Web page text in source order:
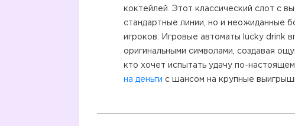
коктейлей. Этот классический слот с
стандартные линии, но и неожиданные
игроков. Игровые автоматы lucky drink
оригинальными символами, создавая
кто хочет испытать удачу по-
на деньги с шансом на крупные